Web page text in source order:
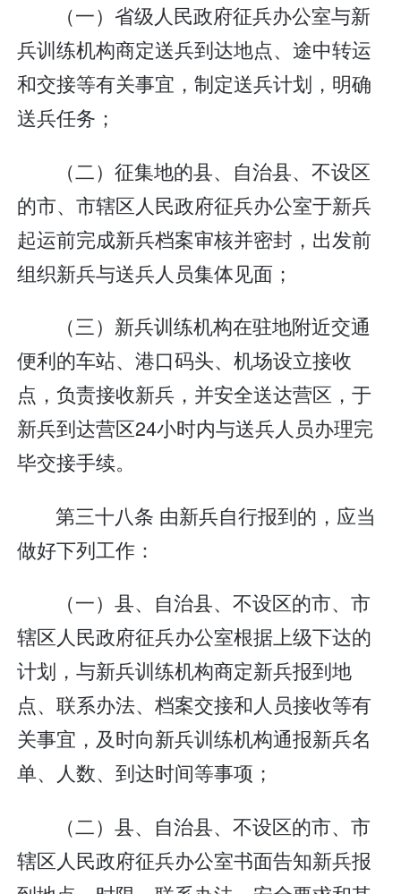
（一）省级人民政府征兵办公室与新
兵训练机构商定送兵到达地点、途中转运
和交接等有关事宜，制定送兵计划，明确
送兵任务；
（二）征集地的县、自治县、不设区
的市、市辖区人民政府征兵办公室于新兵
起运前完成新兵档案审核并密封，出发前
组织新兵与送兵人员集体见面；
（三）新兵训练机构在驻地附近交通
便利的车站、港口码头、机场设立接收
点，负责接收新兵，并安全送达营区，于
新兵到达营区24小时内与送兵人员办理完
毕交接手续。
第三十八条 由新兵自行报到的，应当
做好下列工作：
（一）县、自治县、不设区的市、市
辖区人民政府征兵办公室根据上级下达的
计划，与新兵训练机构商定新兵报到地
点、联系办法、档案交接和人员接收等有
关事宜，及时向新兵训练机构通报新兵名
单、人数、到达时间等事项；
（二）县、自治县、不设区的市、市
辖区人民政府征兵办公室书面告知新兵报